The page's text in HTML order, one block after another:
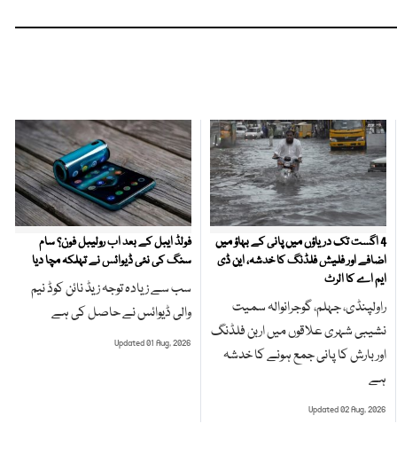
4 اگست تک دریاؤں میں پانی کے بہاؤ میں
اضافے اور فلیش فلڈنگ کا خدشہ، این ڈی
ایم اے کا الرٹ
راولپنڈی، جہلم، گوجرانوالہ سمیت
نشیبی شہری علاقوں میں اربن فلڈنگ
اور بارش کا پانی جمع ہونے کا خدشہ
ہے
Updated 02 Aug, 2026
فولڈ ایبل کے بعد اب رولیبل فون؟ سام
سنگ کی نئی ڈیوائس نے تہلکہ مچا دیا
سب سے زیادہ توجہ زیڈ نائن کوڈ نیم
والی ڈیوائس نے حاصل کی ہے
Updated 01 Aug, 2026